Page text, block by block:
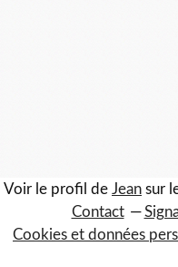
Voir le profil de Jean sur
Contact
Cookies et données